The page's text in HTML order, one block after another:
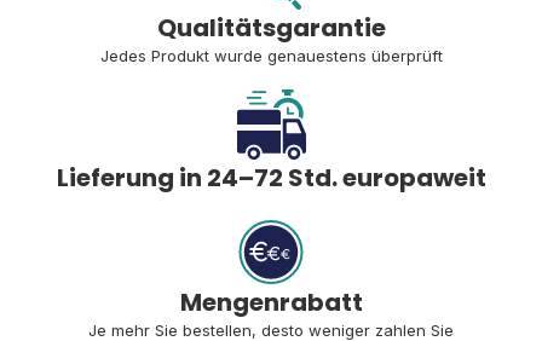
Qualitätsgarantie
Jedes Produkt wurde genauestens überprüft
Lieferung in 24–72 Std. europaweit
Mengenrabatt
Je mehr Sie bestellen, desto weniger zahlen Sie